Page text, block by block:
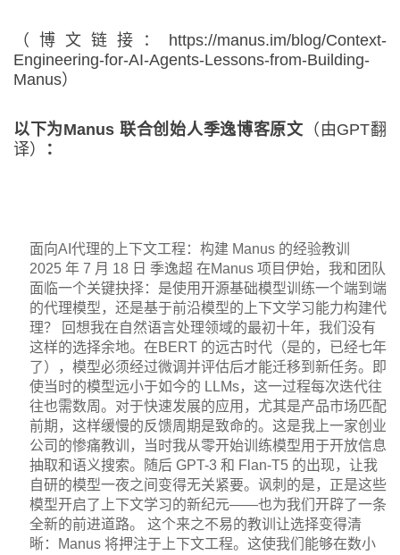
（博文链接：https://manus.im/blog/Context-
Engineering-for-AI-Agents-Lessons-from-Building-
Manus）
以下为Manus 联合创始人季逸博客原文（由GPT翻
译）
：
面向AI代理的上下文工程：构建 Manus 的经验教训
2025 年 7 月 18 日 季逸超 在Manus 项目伊始，我和团队
面临一个关键抉择：是使用开源基础模型训练一个端到端
的代理模型，还是基于前沿模型的上下文学习能力构建代
理？ 回想我在自然语言处理领域的最初十年，我们没有
这样的选择余地。在BERT 的远古时代（是的，已经七年
了），模型必须经过微调并评估后才能迁移到新任务。即
使当时的模型远小于如今的 LLMs，这一过程每次迭代往
往也需数周。对于快速发展的应用，尤其是产品市场匹配
前期，这样缓慢的反馈周期是致命的。这是我上一家创业
公司的惨痛教训，当时我从零开始训练模型用于开放信息
抽取和语义搜索。随后 GPT-3 和 Flan-T5 的出现，让我
自研的模型一夜之间变得无关紧要。讽刺的是，正是这些
模型开启了上下文学习的新纪元——也为我们开辟了一条
全新的前进道路。 这个来之不易的教训让选择变得清
晰：Manus 将押注于上下文工程。这使我们能够在数小